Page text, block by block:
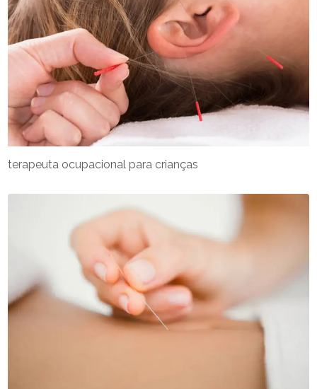
terapeuta ocupacional para crianças